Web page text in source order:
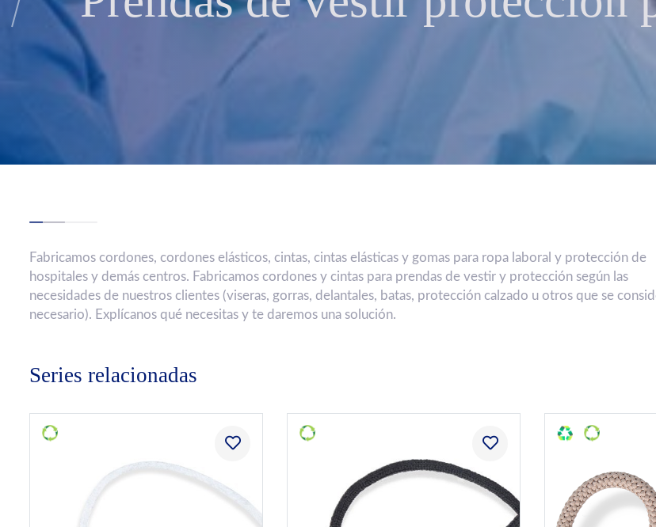
Fabricamos cordones, cordones elásticos, cintas, cintas elásticas y gomas para ropa laboral y protección de
hospitales y demás centros. Fabricamos cordones y cintas para prendas de vestir y protección según las
necesidades de nuestros clientes (viseras, gorras, delantales, batas, protección calzado u otros que se
necesario). Explícanos qué necesitas y te daremos una solución.
Series relacionadas